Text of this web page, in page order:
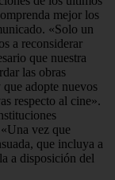
mejor los
«Solo un
a reconsiderar
que nuestra
las obras
adopte nuevos
respecto al cine».
vez que
que incluya a
a disposición del